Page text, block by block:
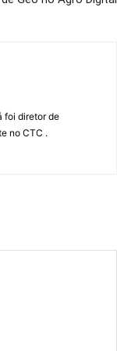
foi diretor de
no CTC .